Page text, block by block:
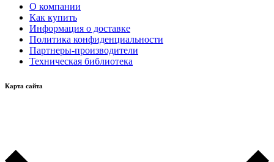
О компании
Как купить
Информация о доставке
Политика конфиденциальности
Партнеры-производители
Техническая библиотека
Карта сайта